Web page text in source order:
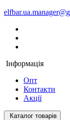
Інформація
Опт
Контакти
Акції
Каталог товарів